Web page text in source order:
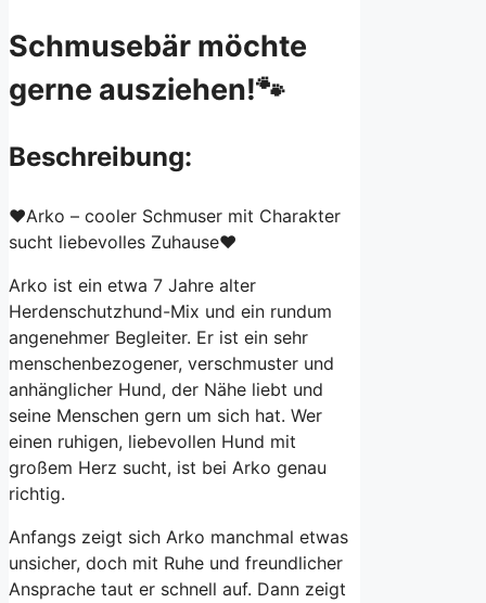
Schmusebär möchte
gerne ausziehen!🐾
Beschreibung:
❤️Arko – cooler Schmuser mit Charakter
sucht liebevolles Zuhause❤️
Arko ist ein etwa 7 Jahre alter
Herdenschutzhund-Mix und ein rundum
angenehmer Begleiter. Er ist ein sehr
menschenbezogener, verschmuster und
anhänglicher Hund, der Nähe liebt und
seine Menschen gern um sich hat. Wer
einen ruhigen, liebevollen Hund mit
großem Herz sucht, ist bei Arko genau
richtig.
Anfangs zeigt sich Arko manchmal etwas
unsicher, doch mit Ruhe und freundlicher
Ansprache taut er schnell auf. Dann zeigt